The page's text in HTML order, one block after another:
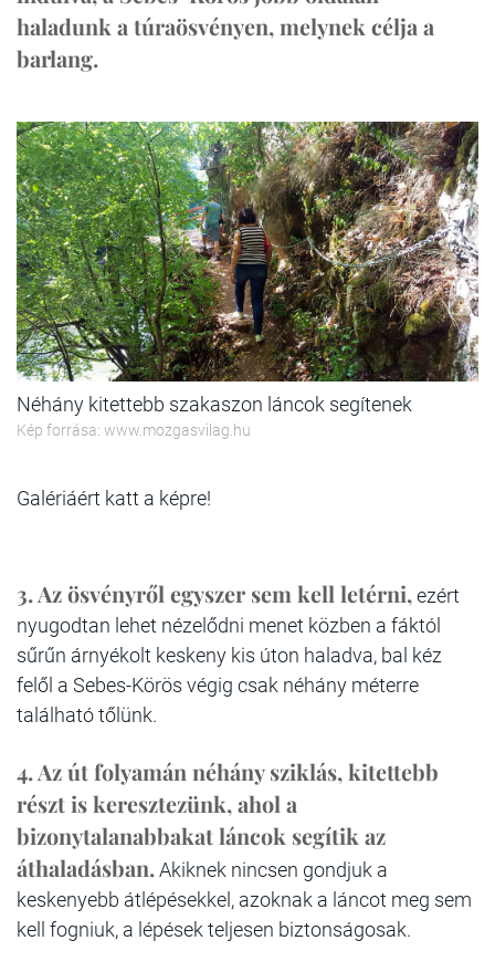
haladunk a túraösvényen, melynek célja a
barlang.
Néhány kitettebb szakaszon láncok segítenek
Kép forrása: www.mozgasvilag.hu
Galériáért katt a képre!
3.Az ösvényről egyszer sem kell letérni,ezért
nyugodtan lehet nézelődni menet közben a fáktól
sűrűn árnyékolt keskeny kis úton haladva, bal kéz
felől a Sebes-Körös végig csak néhány méterre
található tőlünk.
4.Az út folyamán néhány sziklás, kitettebb
részt is keresztezünk, ahol a
bizonytalanabbakat láncok segítik az
áthaladásban.Akiknek nincsen gondjuk a
keskenyebb átlépésekkel, azoknak a láncot meg sem
kell fogniuk, a lépések teljesen biztonságosak.